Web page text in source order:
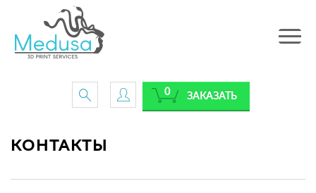
Toggle
ЗАКАЗАТЬ
0
КОНТАКТЫ